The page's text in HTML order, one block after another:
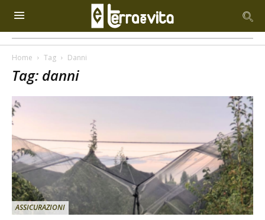
Home Tag Danni
Tag: danni
ASSICURAZIONI